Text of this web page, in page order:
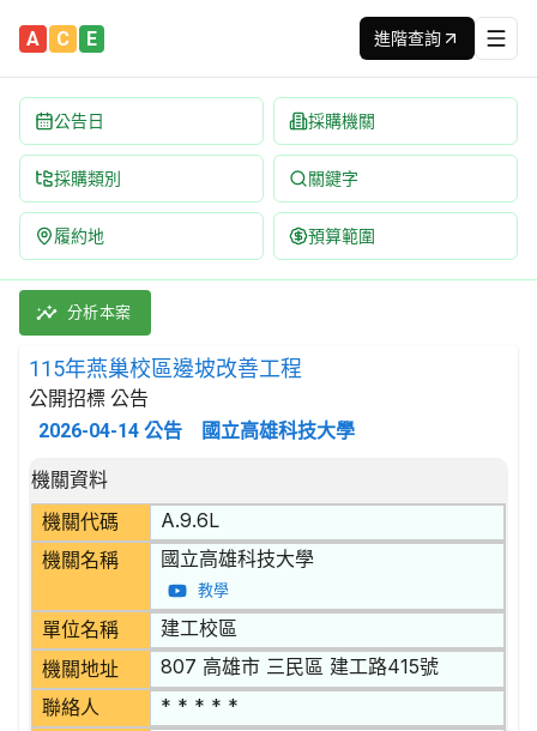
A C E 進階查詢
公告日 採購機關
採購類別 關鍵字
履約地 預算範圍
115年燕巢校區邊坡改善工程 招標公告 | 案號：1151112001 |
採購類別：工程類 其他土木工程 | 招標方式：公開招標 |
分析本案
115年燕巢校區邊坡改善工程
公開招標 公告
2026-04-14 公告 國立高雄科技大學
招標公告詳細內容
機關資料
機關代碼
A.9.6L
機關名稱 國立高雄科技大學
教學
單位名稱 建工校區
機關地址 807 高雄市 三民區 建工路415號
聯絡人 * * * * *